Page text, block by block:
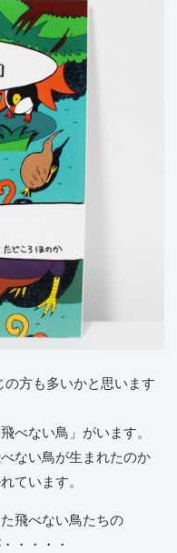
方も多いかと思います
べない鳥」がいます。
ない鳥が生まれたのか
ています。
飛べない鳥たちの
・・・・